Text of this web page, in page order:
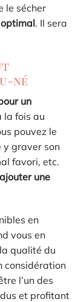
le sécher
. Il sera
né
un
la fois au
pouvez le
y graver son
favori, etc.
ajouter une
en
vous en
qualité du
considération
l’un des
et profitant